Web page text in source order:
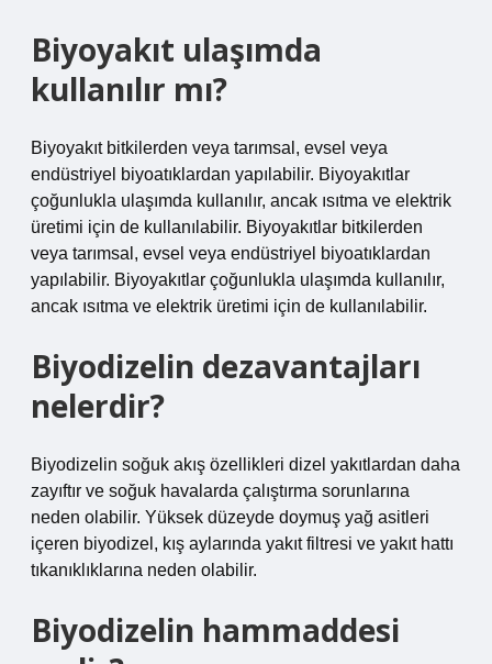
Biyoyakıt ulaşımda
kullanılır mı?
Biyoyakıt bitkilerden veya tarımsal, evsel veya
endüstriyel biyoatıklardan yapılabilir. Biyoyakıtlar
çoğunlukla ulaşımda kullanılır, ancak ısıtma ve elektrik
üretimi için de kullanılabilir. Biyoyakıtlar bitkilerden
veya tarımsal, evsel veya endüstriyel biyoatıklardan
yapılabilir. Biyoyakıtlar çoğunlukla ulaşımda kullanılır,
ancak ısıtma ve elektrik üretimi için de kullanılabilir.
Biyodizelin dezavantajları
nelerdir?
Biyodizelin soğuk akış özellikleri dizel yakıtlardan daha
zayıftır ve soğuk havalarda çalıştırma sorunlarına
neden olabilir. Yüksek düzeyde doymuş yağ asitleri
içeren biyodizel, kış aylarında yakıt filtresi ve yakıt hattı
tıkanıklıklarına neden olabilir.
Biyodizelin hammaddesi